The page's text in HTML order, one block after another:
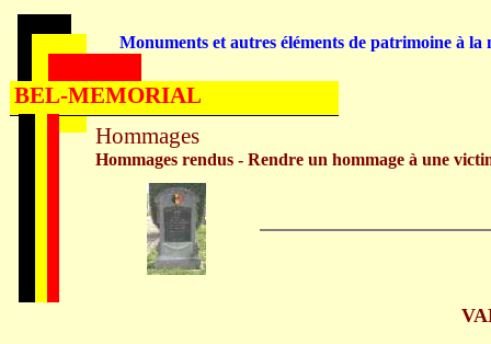
Hommages
Hommages rendus - Rendre un hommage à une
Monuments et autres éléments de patrimoine à la
BEL-MEMORIAL